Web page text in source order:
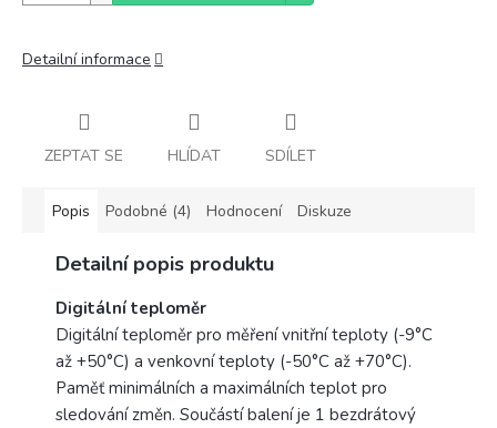
Detailní informace
ZEPTAT SE HLÍDAT SDÍLET
Popis Podobné (4) Hodnocení Diskuze
Detailní popis produktu
Digitální teploměr
Digitální teploměr pro měření vnitřní teploty (-9°C
až +50°C) a venkovní teploty (-50°C až +70°C).
Paměť minimálních a maximálních teplot pro
sledování změn. Součástí balení je 1 bezdrátový